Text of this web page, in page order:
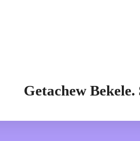
Getachew